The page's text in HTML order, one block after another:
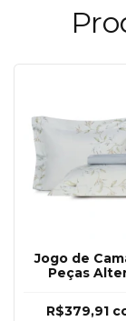
Jogo de
Peças
R$379,91